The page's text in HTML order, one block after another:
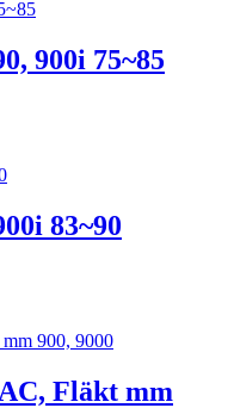
900i 75~85
83~90
Fläkt mm